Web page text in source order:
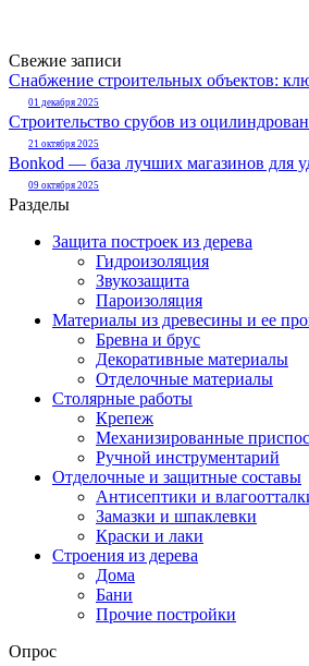
Свежие записи
Снабжение строительных объектов:
01 декабря 2025
Строительство срубов из
21 октября 2025
Bonkod — база лучших магазинов для
09 октября 2025
Разделы
Защита построек из дерева
Гидроизоляция
Звукозащита
Пароизоляция
Материалы из древесины и ее
Бревна и брус
Декоративные материалы
Отделочные материалы
Столярные работы
Крепеж
Механизированные
Ручной инструментарий
Отделочные и защитные составы
Антисептики и
Замазки и шпаклевки
Краски и лаки
Строения из дерева
Дома
Бани
Прочие постройки
Опрос